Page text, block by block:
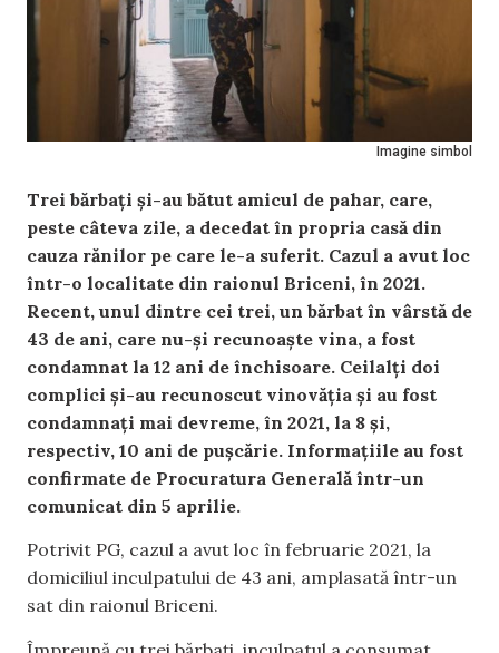
Imagine simbol
Trei bărbați și-au bătut amicul de pahar, care,
peste câteva zile, a decedat în propria casă din
cauza rănilor pe care le-a suferit. Cazul a avut loc
într-o localitate din raionul Briceni, în 2021.
Recent, unul dintre cei trei, un bărbat în vârstă de
43 de ani, care nu-și recunoaște vina, a fost
condamnat la 12 ani de închisoare. Ceilalți doi
complici și-au recunoscut vinovăția și au fost
condamnați mai devreme, în 2021, la 8 și,
respectiv, 10 ani de pușcărie. Informațiile au fost
confirmate de Procuratura Generală într-un
comunicat din 5 aprilie.
Potrivit PG, cazul a avut loc în februarie 2021, la
domiciliul inculpatului de 43 ani, amplasată într-un
sat din raionul Briceni.